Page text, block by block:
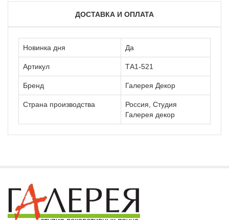
ДОСТАВКА И ОПЛАТА
Новинка дня Да
Артикул ТА1-521
Бренд Галерея Декор
Страна производства
Россия, Студия
Галерея декор